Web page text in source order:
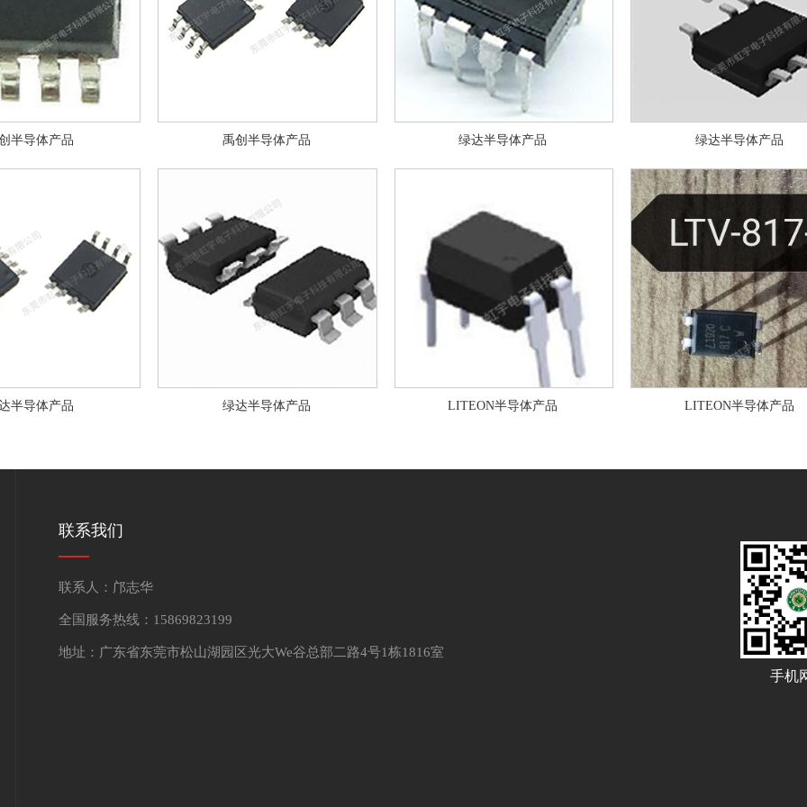
半导体产品 禹创半导体产品 绿达半导体产品 绿达半导体产品
半导体产品 绿达半导体产品 LITEON半导体产品 LITEON半导体产品
联系我们
联系人：邝志华
全国服务热线：15869823199
地址：广东省东莞市松山湖园区光大We谷总部二路4号1栋1816室
手机